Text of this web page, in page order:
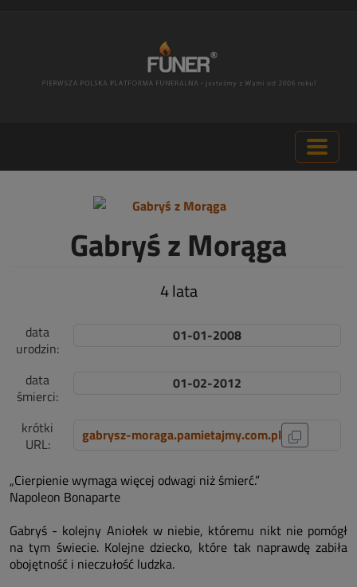
Gabryś z Morąga
4 lata
data
urodzin:
01-01-2008
data
śmierci:
01-02-2012
krótki
URL:
gabrysz-moraga.pamietajmy.com.pl
„Cierpienie wymaga więcej odwagi niż śmierć.”
Napoleon Bonaparte
Gabryś - kolejny Aniołek w niebie, któremu nikt nie pomógł
na tym świecie. Kolejne dziecko, które tak naprawdę zabiła
obojętność i nieczułość ludzka.